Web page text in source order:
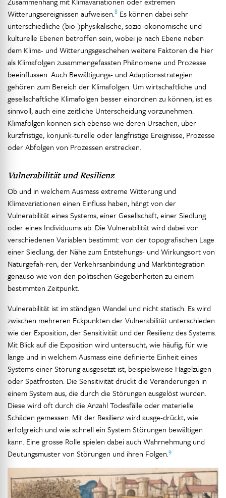
Witterungsereignissen aufweisen.8 Es können dabei sehr
unterschiedliche (bio-)physikalische, sozio-ökonomische und
kulturelle Ebenen betroffen sein, wobei je nach Ebene neben
dem Klima- und Witterungsgeschehen weitere Faktoren die hier
als Klimafolgen zusammengefassten Phänomene und Prozesse
beeinflussen. Auch Bewältigungs- und Adaptionsstrategien
gehören zum Bereich der Klimafolgen. Um wirtschaftliche und
gesellschaftliche Klimafolgen besser einordnen zu können, ist es
sinnvoll, auch eine zeitliche Unterscheidung vorzunehmen.
Klimafolgen können sich ebenso wie deren Ursachen, über
kurzfristige, konjunk-turelle oder langfristige Ereignisse, Prozesse
oder Abfolgen von Prozessen erstrecken.
Vulnerabilität und Resilienz
Ob und in welchem Ausmass extreme Witterung und
Klimavariationen einen Einfluss haben, hängt von der
Vulnerabilität eines Systems, einer Gesellschaft, einer Siedlung
oder eines Individuums ab. Die Vulnerabilität wird dabei von
verschiedenen Variablen bestimmt: von der topografischen Lage
einer Siedlung, der Nähe zum Entstehungs- und Wirkungsort von
Naturgefah-ren, der Verkehrsanbindung und Marktintegration
genauso wie von den politischen Gegebenheiten zu einem
bestimmten Zeitpunkt.
Vulnerabilität ist im ständigen Wandel und nicht statisch. Es wird
zwischen mehreren Eckpunkten der Vulnerabilität unterschieden
wie der Exposition, der Sensitivität und der Resilienz des Systems.
Mit Blick auf die Exposition wird untersucht, wie häufig, für wie
lange und in welchem Ausmass eine definierte Einheit eines
Systems einer Störung ausgesetzt ist, beispielsweise Hagelzügen
oder Spätfrösten. Die Sensitivität drückt die Veränderungen in
einem System aus, die durch die Störungen ausgelöst wurden.
Diese wird oft durch die Anzahl Todesfälle oder materielle
Schäden gemessen. Mit der Resilienz wird ausge-drückt, wie
erfolgreich und wie schnell ein System Störungen bewältigen
kann. Eine grosse Rolle spielen dabei auch Wahrnehmung und
Deutungsmuster von Störungen und ihren Folgen.9